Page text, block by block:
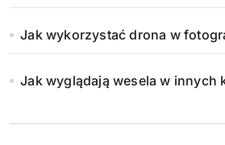
Jak wykorzystać drona w
Jak wyglądają wesela w innych